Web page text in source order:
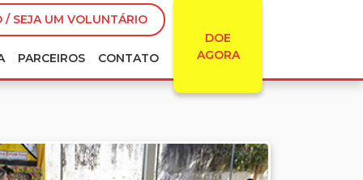
/ SEJA UM VOLUNTÁRIO
DOE
AGORA
PARCEIROS CONTATO